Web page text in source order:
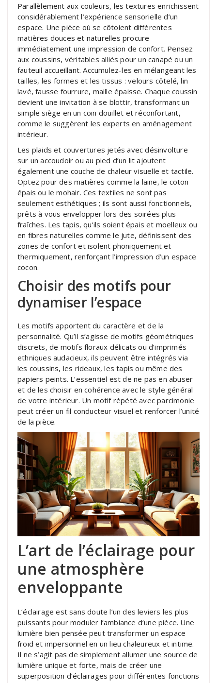
Parallèlement aux couleurs, les textures enrichissent
considérablement l’expérience sensorielle d’un
espace. Une pièce où se côtoient différentes
matières douces et naturelles procure
immédiatement une impression de confort. Pensez
aux coussins, véritables alliés pour un canapé ou un
fauteuil accueillant. Accumulez-les en mélangeant les
tailles, les formes et les tissus : velours côtelé, lin
lavé, fausse fourrure, maille épaisse. Chaque coussin
devient une invitation à se blottir, transformant un
simple siège en un coin douillet et réconfortant,
comme le suggèrent les experts en aménagement
intérieur.
Les plaids et couvertures jetés avec désinvolture
sur un accoudoir ou au pied d’un lit ajoutent
également une couche de chaleur visuelle et tactile.
Optez pour des matières comme la laine, le coton
épais ou le mohair. Ces textiles ne sont pas
seulement esthétiques ; ils sont aussi fonctionnels,
prêts à vous envelopper lors des soirées plus
fraîches. Les tapis, qu’ils soient épais et moelleux ou
en fibres naturelles comme le jute, définissent des
zones de confort et isolent phoniquement et
thermiquement, renforçant l’impression d’un espace
cocon.
Choisir des motifs pour
dynamiser l’espace
Les motifs apportent du caractère et de la
personnalité. Qu’il s’agisse de motifs géométriques
discrets, de motifs floraux délicats ou d’imprimés
ethniques audacieux, ils peuvent être intégrés via
les coussins, les rideaux, les tapis ou même des
papiers peints. L’essentiel est de ne pas en abuser
et de les choisir en cohérence avec le style général
de votre intérieur. Un motif répété avec parcimonie
peut créer un fil conducteur visuel et renforcer l’unité
de la pièce.
L’art de l’éclairage pour
une atmosphère
enveloppante
L’éclairage est sans doute l’un des leviers les plus
puissants pour moduler l’ambiance d’une pièce. Une
lumière bien pensée peut transformer un espace
froid et impersonnel en un lieu chaleureux et intime.
Il ne s’agit pas de simplement allumer une source de
lumière unique et forte, mais de créer une
superposition d’éclairages pour différentes fonctions